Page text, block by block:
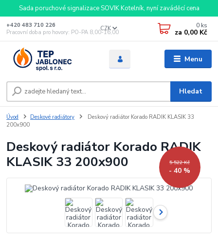
Sada poruchové signalizace SOVIK Kotelník, nyní zaváděcí cena
Menu
CZK
Hledat
+420 483 710 226
Pracovní doba pro hovory: PO-PA 8,00-16,00
0 ks
za 0,00 Kč
Úvod Deskové radiátory
Deskový radiátor Korado RADIK KLASIK 33
200x900
Deskový radiátor Korado RADIK
KLASIK 33 200x900
5 522 Kč
- 40 %